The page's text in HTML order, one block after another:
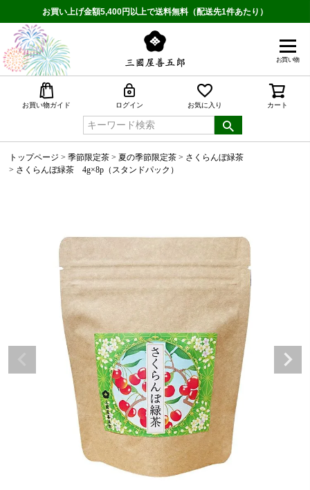
お買い上げ金額5,400円以上で送料無料（配送先1件あたり）
お買い物
お買い物ガイド ログイン お気に入り カート
トップページ 季節限定茶 夏の季節限定茶
さくらんぼ緑茶
さくらんぼ緑茶 4g×8p（スタンドパック）